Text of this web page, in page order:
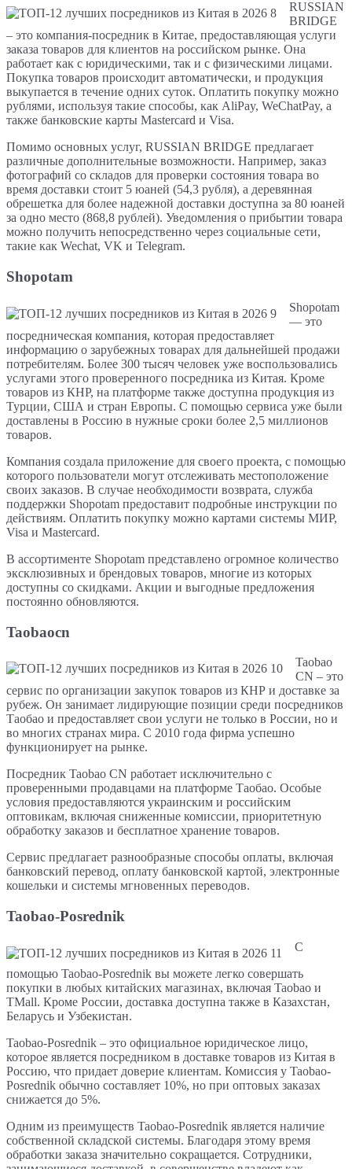
RUSSIAN
BRIDGE
– это компания-посредник в Китае, предоставляющая услуги
заказа товаров для клиентов на российском рынке. Она
работает как с юридическими, так и с физическими лицами.
Покупка товаров происходит автоматически, и продукция
выкупается в течение одних суток. Оплатить покупку можно
рублями, используя такие способы, как AliPay, WeChatPay, а
также банковские карты Mastercard и Visa.
Помимо основных услуг, RUSSIAN BRIDGE предлагает
различные дополнительные возможности. Например, заказ
фотографий со складов для проверки состояния товара во
время доставки стоит 5 юаней (54,3 рубля), а деревянная
обрешетка для более надежной доставки доступна за 80 юаней
за одно место (868,8 рублей). Уведомления о прибытии товара
можно получить непосредственно через социальные сети,
такие как Wechat, VK и Telegram.
Shopotam
Shopotam
— это
посредническая компания, которая предоставляет
информацию о зарубежных товарах для дальнейшей продажи
потребителям. Более 300 тысяч человек уже воспользовались
услугами этого проверенного посредника из Китая. Кроме
товаров из КНР, на платформе также доступна продукция из
Турции, США и стран Европы. С помощью сервиса уже были
доставлены в Россию в нужные сроки более 2,5 миллионов
товаров.
Компания создала приложение для своего проекта, с помощью
которого пользователи могут отслеживать местоположение
своих заказов. В случае необходимости возврата, служба
поддержки Shopotam предоставит подробные инструкции по
действиям. Оплатить покупку можно картами системы МИР,
Visa и Mastercard.
В ассортименте Shopotam представлено огромное количество
эксклюзивных и брендовых товаров, многие из которых
доступны со скидками. Акции и выгодные предложения
постоянно обновляются.
Taobaocn
Taobao
CN – это
сервис по организации закупок товаров из КНР и доставке за
рубеж. Он занимает лидирующие позиции среди посредников
Таобао и предоставляет свои услуги не только в России, но и
во многих странах мира. С 2010 года фирма успешно
функционирует на рынке.
Посредник Taobao CN работает исключительно с
проверенными продавцами на платформе Таобао. Особые
условия предоставляются украинским и российским
оптовикам, включая сниженные комиссии, приоритетную
обработку заказов и бесплатное хранение товаров.
Сервис предлагает разнообразные способы оплаты, включая
банковский перевод, оплату банковской картой, электронные
кошельки и системы мгновенных переводов.
Taobao-Posrednik
С
помощью Taobao-Posrednik вы можете легко совершать
покупки в любых китайских магазинах, включая Taobao и
TMall. Кроме России, доставка доступна также в Казахстан,
Беларусь и Узбекистан.
Taobao-Posrednik – это официальное юридическое лицо,
которое является посредником в доставке товаров из Китая в
Россию, что придает доверие клиентам. Комиссия у Taobao-
Posrednik обычно составляет 10%, но при оптовых заказах
снижается до 5%.
Одним из преимуществ Taobao-Posrednik является наличие
собственной складской системы. Благодаря этому время
обработки заказа значительно сокращается. Сотрудники,